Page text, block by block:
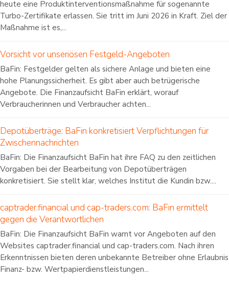
heute eine Produktinterventionsmaßnahme für sogenannte
Turbo-Zertifikate erlassen. Sie tritt im Juni 2026 in Kraft. Ziel der
Maßnahme ist es,...
Vorsicht vor unseriösen Festgeld-Angeboten
BaFin: Festgelder gelten als sichere Anlage und bieten eine
hohe Planungssicherheit. Es gibt aber auch betrügerische
Angebote. Die Finanzaufsicht BaFin erklärt, worauf
Verbraucherinnen und Verbraucher achten...
Depotüberträge: BaFin konkretisiert Verpflichtungen für
Zwischennachrichten
BaFin: Die Finanzaufsicht BaFin hat ihre FAQ zu den zeitlichen
Vorgaben bei der Bearbeitung von Depotüberträgen
konkretisiert. Sie stellt klar, welches Institut die Kundin bzw....
captrader.financial und cap-traders.com: BaFin ermittelt
gegen die Verantwortlichen
BaFin: Die Finanzaufsicht BaFin warnt vor Angeboten auf den
Websites captrader.financial und cap-traders.com. Nach ihren
Erkenntnissen bieten deren unbekannte Betreiber ohne Erlaubnis
Finanz- bzw. Wertpapierdienstleistungen...